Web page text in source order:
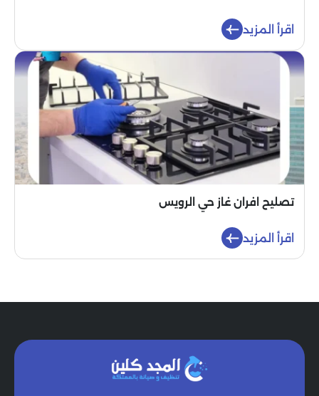
اقرأ المزيد
تصليح افران غاز حي الرويس
اقرأ المزيد